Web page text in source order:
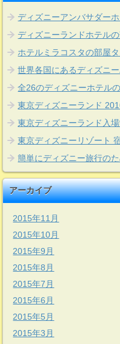
ディズニーアンバサダー
ディズニーランドホテル
ホテルミラコスタの部屋
世界各国にあるディズニ
全26のディズニーホテル
東京ディズニーランド
東京ディズニーランド入
東京ディズニーリゾート
簡単にディズニー旅行の
アーカイブ
2015年11月
2015年10月
2015年9月
2015年8月
2015年7月
2015年6月
2015年5月
2015年3月